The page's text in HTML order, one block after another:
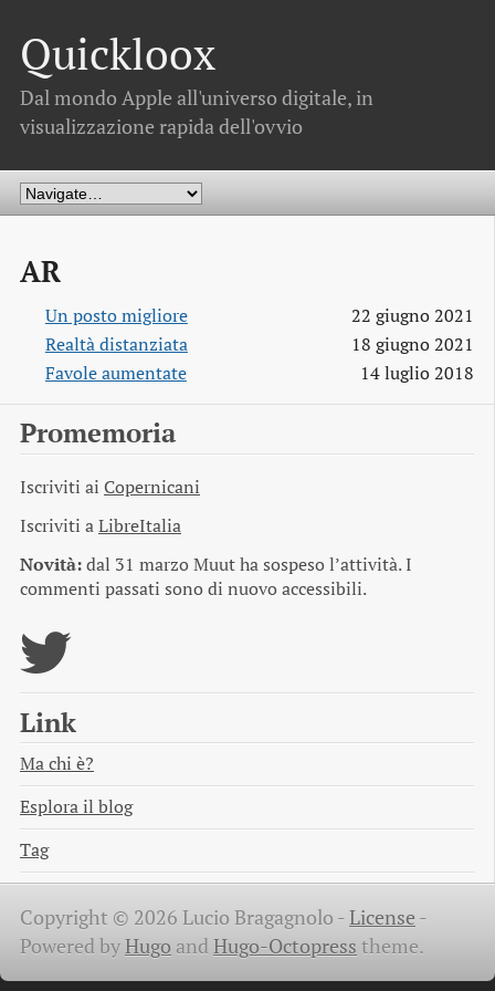
Quickloox
Dal mondo Apple all'universo digitale, in
visualizzazione rapida dell'ovvio
AR
Un posto migliore
22 giugno 2021
Realtà distanziata
18 giugno 2021
Favole aumentate
14 luglio 2018
Promemoria
Iscriviti ai Copernicani
Iscriviti aLibreItalia
Novità:dal 31 marzo Muut ha sospeso l’attività. I
commenti passati sono di nuovo accessibili.
Link
Ma chi è?
Esplora il blog
Tag
Copyright © 2026 Lucio Bragagnolo -License -
Powered byHugo and Hugo-Octopress theme.